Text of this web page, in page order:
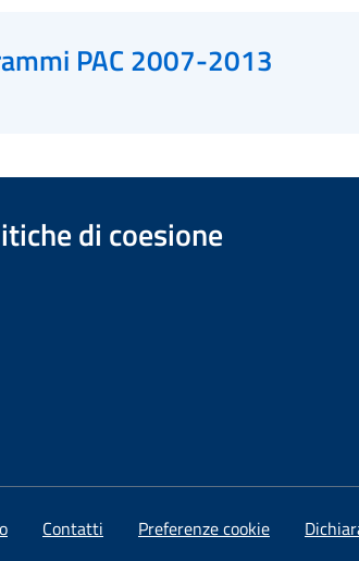
PAC 2007-2013
di coesione
Contatti Preferenze cookie